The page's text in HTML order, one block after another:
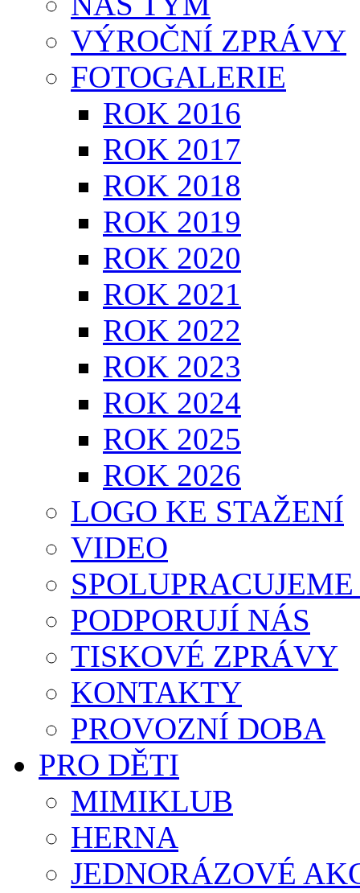
VÝROČNÍ ZPRÁVY
FOTOGALERIE
ROK 2016
ROK 2017
ROK 2018
ROK 2019
ROK 2020
ROK 2021
ROK 2022
ROK 2023
ROK 2024
ROK 2025
ROK 2026
LOGO KE STAŽENÍ
VIDEO
SPOLUPRACUJEME
PODPORUJÍ NÁS
TISKOVÉ ZPRÁVY
KONTAKTY
PROVOZNÍ DOBA
PRO DĚTI
MIMIKLUB
HERNA
JEDNORÁZOVÉ